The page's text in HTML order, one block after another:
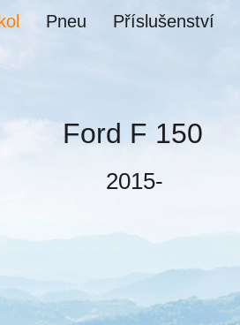
Příslušenství
Pneu
Ford F 150
2015-